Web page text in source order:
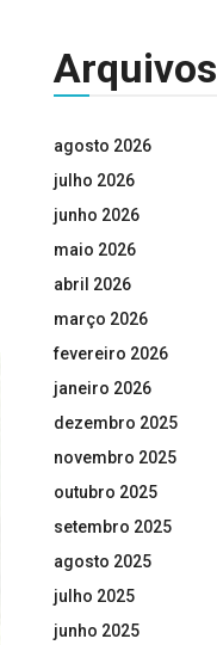
Arquivos
agosto 2026
julho 2026
junho 2026
maio 2026
abril 2026
março 2026
fevereiro 2026
janeiro 2026
dezembro 2025
novembro 2025
outubro 2025
setembro 2025
agosto 2025
julho 2025
junho 2025